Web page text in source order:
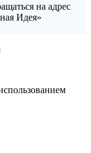
на адрес
Идея»